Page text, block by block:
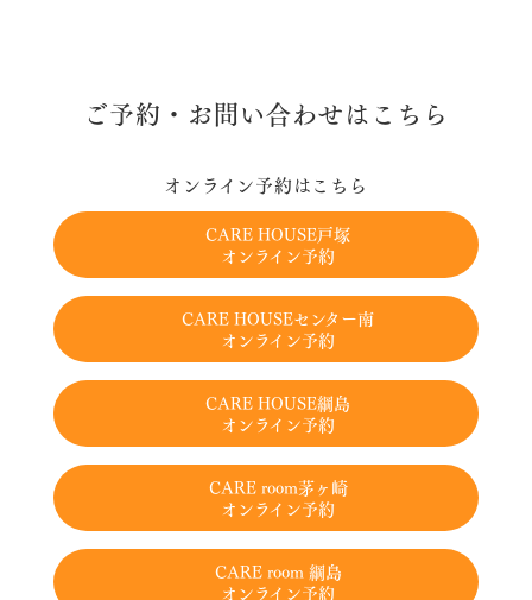
ご予約・お問い合わせはこちら
オンライン予約はこちら
CARE HOUSE戸塚
オンライン予約
CARE HOUSEセンター南
オンライン予約
CARE HOUSE綱島
オンライン予約
CARE room茅ヶ崎
オンライン予約
CARE room 綱島
オンライン予約